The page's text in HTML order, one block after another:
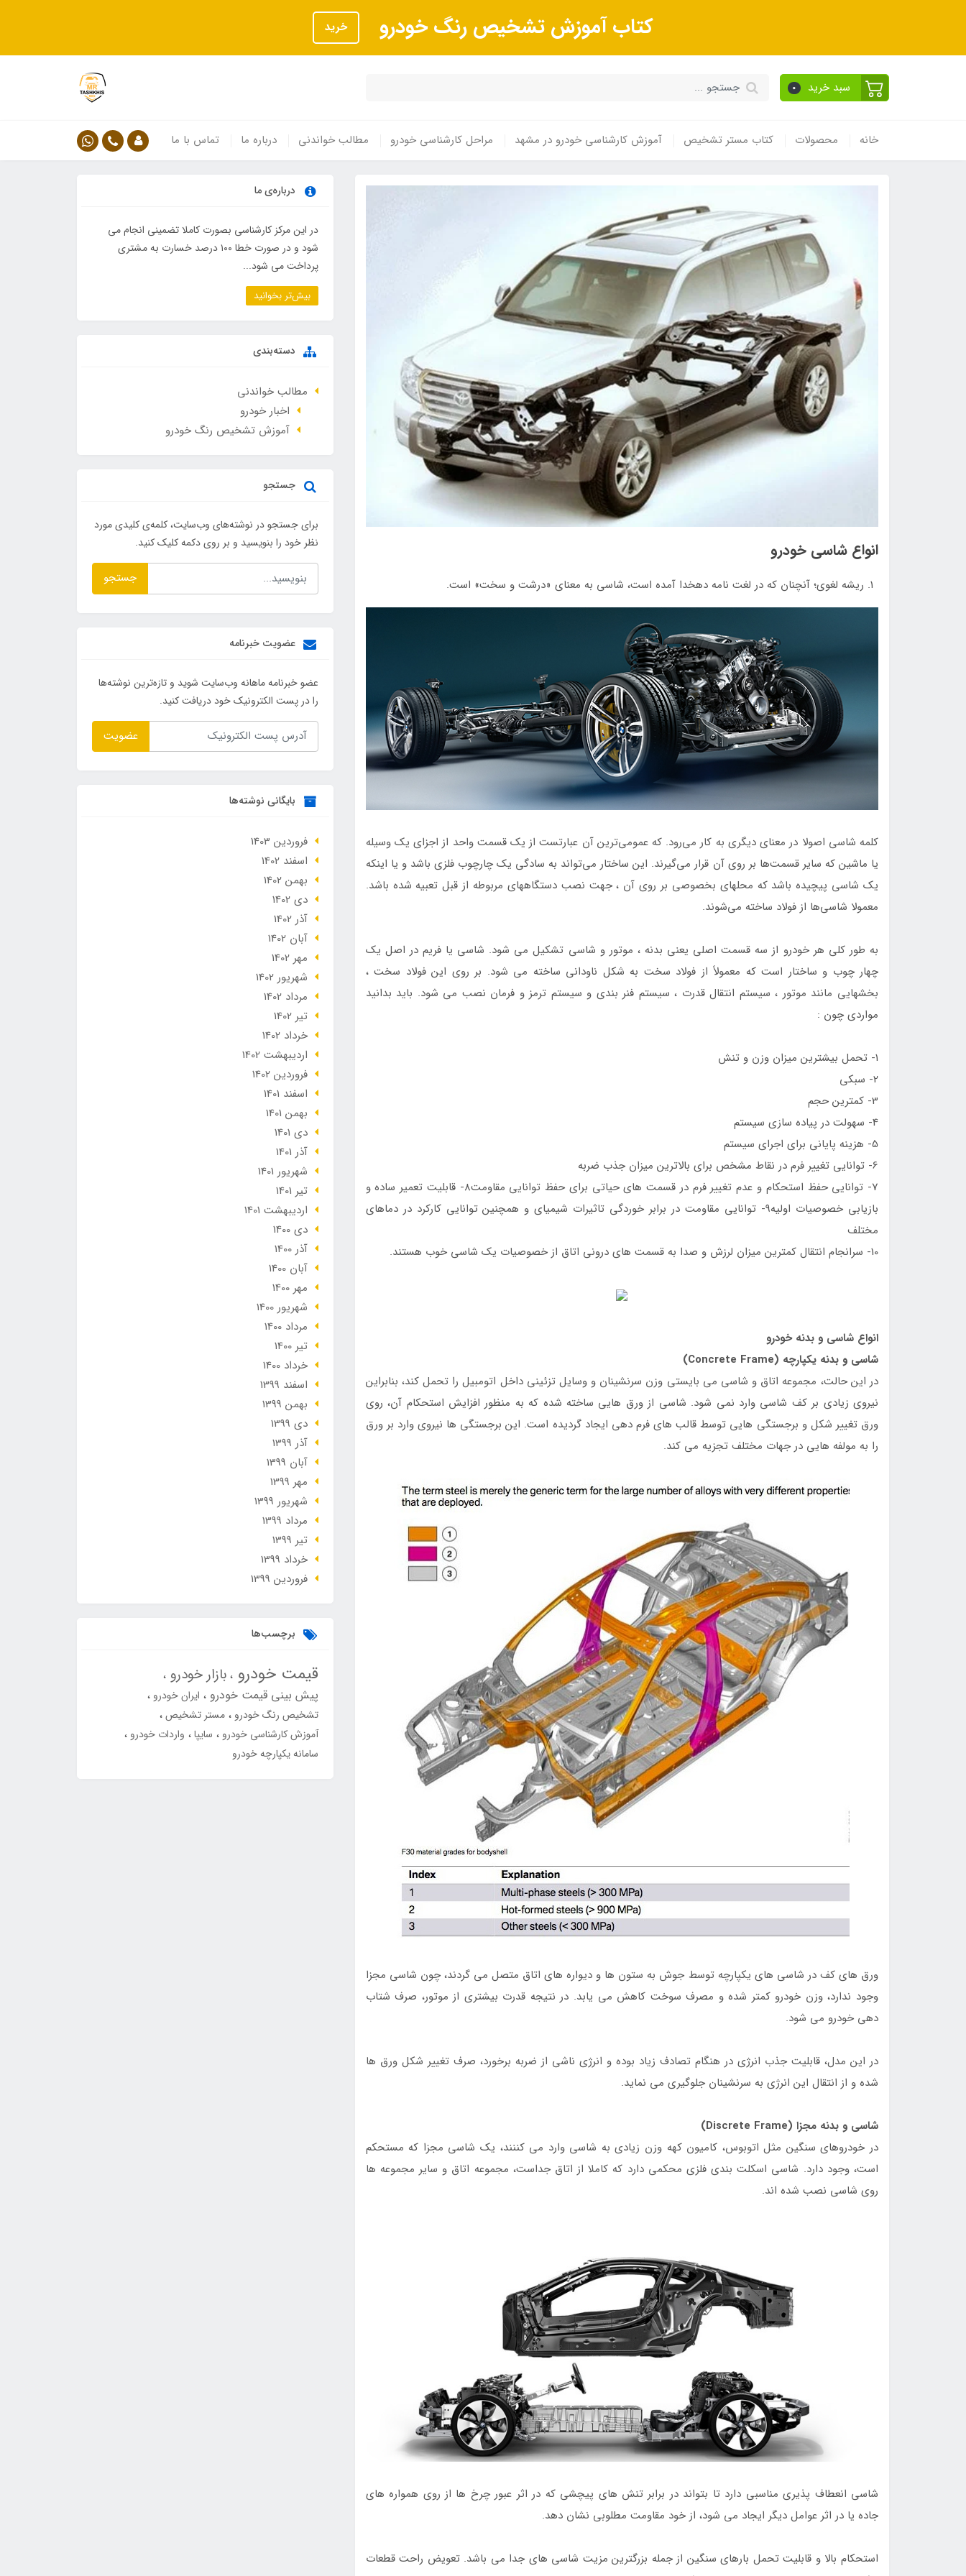
کتاب آموزش تشخیص رنگ خودرو خرید
سبد خرید 0
خانه محصولات کتاب مستر تشخیص آموزش کارشناسی خودرو در مشهد مراحل کارشناسی خودرو مطالب خواندنی درباره ما تماس با ما
انواع شاسی خودرو
ریشه لغوی؛ آنچنان که در لغت نامه دهخدا آمده است، شاسی به معنای «درشت و سخت» است.
کلمه شاسی اصولا در معنای دیگری به کار می‌رود. که عمومی‌ترین آن عبارتست از یک قسمت واحد از اجزای یک وسیله
یا ماشین که سایر قسمت‌ها بر روی آن قرار می‌گیرند. این ساختار می‌تواند به سادگی یک چارچوب فلزی باشد و یا اینکه
یک شاسی پیچیده باشد که محلهای بخصوصی بر روی آن ، جهت نصب دستگاههای مربوطه از قبل تعبیه شده باشد.
معمولا شاسی‌ها از فولاد ساخته می‌شوند.
به طور كلى هر خودرو از سه قسمت اصلى يعنى بدنه ، موتور و شاسى تشکيل می شود. شاسى یا فریم در اصل يک
چهار چوب و ساختار است که معمولاً از فولاد سخت به شکل ناودانى ساخته مى شود. بر روى اين فولاد سخت ،
بخشهايى مانند موتور ، سيستم انتقال قدرت ، سیستم فنر بندی و سیستم ترمز و فرمان نصب مى شود. بايد بدانيد
مواردى چون :
1- تحمل بيشترين ميزان وزن و تنش
2- سبکى
3- کمترين حجم
4- سهولت در پیاده سازی سیستم
5- هزينه پايانى براى اجراى سيستم
6- توانايى تغيير فرم در نقاط مشخص براى بالاترين ميزان جذب ضربه
7- توانايى حفظ استحکام و عدم تغيير فرم در قسمت هاى حياتى براى حفظ توانايى مقاومت8- قابليت تعمير ساده و
بازيابى خصوصيات اوليه9- توانایی مقاومت در برابر خوردگی تاثیرات شیمیای و همچنین توانایی کارکرد در دماهای
مختلف
10- سرانجام انتقال کمترين ميزان لرزش و صدا به قسمت هاى درونى اتاق از خصوصيات يک شاسى خوب هستند.
انواع شاسی و بدنه خودرو
شاسی و بدنه یکپارچه (Concrete Frame)
در این حالت، مجموعه اتاق و شاسی می بایستی وزن سرنشینان و وسایل تزئینی داخل اتومبیل را تحمل کند، بنابراین
نیروی زیادی بر کف شاسی وارد نمی شود. شاسی از ورق هایی ساخته شده که به منظور افزایش استحکام آن، روی
ورق تغییر شکل و برجستگی هایی توسط قالب های فرم دهی ایجاد گردیده است. این برجستگی ها نیروی وارد بر ورق
را به مولفه هایی در جهات مختلف تجزیه می کند.
ورق های کف در شاسی های یکپارچه توسط جوش به ستون ها و دیواره های اتاق متصل می گردند، چون شاسی مجزا
وجود ندارد، وزن خودرو کمتر شده و مصرف سوخت کاهش می یابد. در نتیجه قدرت بیشتری از موتور، صرف شتاب
دهی خودرو می شود.
در این مدل، قابلیت جذب انرژی در هنگام تصادف زیاد بوده و انرژی ناشی از ضربه برخورد، صرف تغییر شکل ورق ها
شده و از انتقال این انرژی به سرنشینان جلوگیری می نماید.
شاسی و بدنه مجزا (Discrete Frame)
در خودروهای سنگین مثل اتوبوس، کامیون کهه وزن زیادی به شاسی وارد می کننند، یک شاسی مجزا که مستحکم
است، وجود دارد. شاسی اسکلت بندی فلزی محکمی دارد که کاملا از اتاق جداست، مجموعه اتاق و سایر مجموعه ها
روی شاسی نصب شده اند.
شاسی انعطاف پذیری مناسبی دارد تا بتواند در برابر تنش های پیچشی که در اثر عبور چرخ ها از روی همواره های
جاده یا در اثر عوامل دیگر ایجاد می شود، از خود مقاومت مطلوبی نشان دهد.
استحکام بالا و قابلیت تحمل بارهای سنگین از جمله بزرگترین مزیت شاسی های جدا می باشد. تعویض راحت قطعات
درباره‌ی ما
در این مرکز کارشناسی بصورت کاملا تضمینی انجام می
شود و در صورت خطا ۱۰۰ درصد خسارت به مشتری
پرداخت می شود...
بیش‌تر بخوانید
دسته‌بندی
مطالب خواندنی
اخبار خودرو
آموزش تشخیص رنگ خودرو
جستجو
برای جستجو در نوشته‌های وب‌سایت، کلمه‌ی کلیدی مورد
نظر خود را بنویسید و بر روی دکمه کلیک کنید.
جستجو
عضویت خبرنامه
عضو خبرنامه ماهانه وب‌سایت شوید و تازه‌ترین نوشته‌ها
را در پست الکترونیک خود دریافت کنید.
عضویت
بایگانی نوشته‌ها
فروردین 1403
اسفند 1402
بهمن 1402
دی 1402
آذر 1402
آبان 1402
مهر 1402
شهریور 1402
مرداد 1402
تير 1402
خرداد 1402
ارديبهشت 1402
فروردین 1402
اسفند 1401
بهمن 1401
دی 1401
آذر 1401
شهریور 1401
تير 1401
ارديبهشت 1401
دی 1400
آذر 1400
آبان 1400
مهر 1400
شهریور 1400
مرداد 1400
تير 1400
خرداد 1400
اسفند 1399
بهمن 1399
دی 1399
آذر 1399
آبان 1399
مهر 1399
شهریور 1399
مرداد 1399
تير 1399
خرداد 1399
فروردین 1399
برچسب‌ها
قیمت خودرو بازار خودرو
پیش بینی قیمت خودرو ایران خودرو
تشخیص رنگ خودرو مستر تشخیص
آموزش کارشناسی خودرو سایپا واردات خودرو
سامانه یکپارچه خودرو